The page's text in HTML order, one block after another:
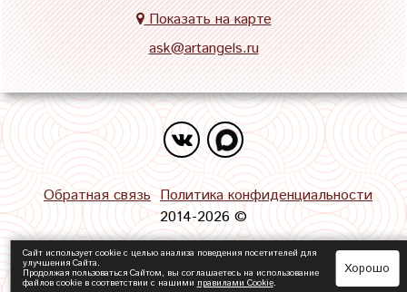
Показать на карте
ask@artangels.ru
Обратная связь Политика конфиденциальности
2014-2026 ©
Сайт использует cookie с целью анализа поведения посетителей для
улучшения Сайта.
Продолжая пользоваться Сайтом, вы соглашаетесь на использование
файлов cookie в соответствии с нашими правилами Сookie.
Хорошо